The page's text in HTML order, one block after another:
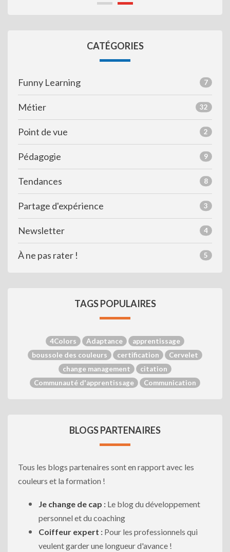
CATÉGORIES
Funny Learning 7
Métier 32
Point de vue 2
Pédagogie 9
Tendances 8
Partage d'expérience 3
Newsletter 4
À ne pas rater ! 5
TAGS POPULAIRES
4Colors Adaptance
apprentissage
boussole des couleurs
certification
Cervelet
change management
citation
Communauté d'apprentissage
Communication
BLOGS PARTENAIRES
Tous les blogs partenaires sont en rapport avec les
couleurs et la formation !
Je change de cap : Le blog du développement
personnel et du coaching
Coiffeur expert : Pour les professionnels qui
veulent garder une longueur d'avance !